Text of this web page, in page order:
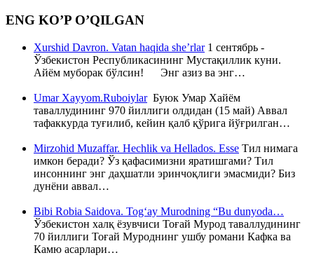
ENG KO’P O’QILGAN
Xurshid Davron. Vatan haqida she’rlar1 сентябрь -
Ўзбекистон Республикасининг Мустақиллик куни.
Айём муборак бўлсин! Энг азиз ва энг…
Umar Xayyom.RuboiylarБуюк Умар Хайём
таваллудининг 970 йиллиги олдидан (15 май) Аввал
тафаккурда туғилиб, кейин қалб қўрига йўғрилган…
Mirzohid Muzaffar. Hechlik va Hellados. Esse Тил нимага
имкон беради? Ўз қафасимизни яратишгами? Тил
инсоннинг энг даҳшатли эринчоқлиги эмасмиди? Биз
дунёни аввал…
Bibi Robia Saidova. Tog‘ay Murodning “Bu dunyoda…
Ўзбекистон халқ ёзувчиси Тоғай Мурод таваллудининг
70 йиллиги Тоғай Муроднинг ушбу романи Кафка ва
Камю асарлари…